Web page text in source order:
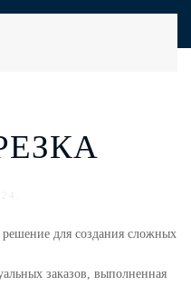
для создания сложных
заказов, выполненная